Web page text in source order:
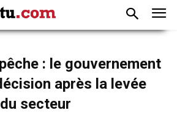
: le gouvernement
après la levée
secteur